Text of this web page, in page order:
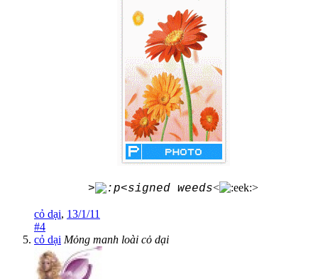
> <signed weeds< >
cỏ dại, 13/1/11
#4
cỏ dại Mỏng manh loài cỏ dại